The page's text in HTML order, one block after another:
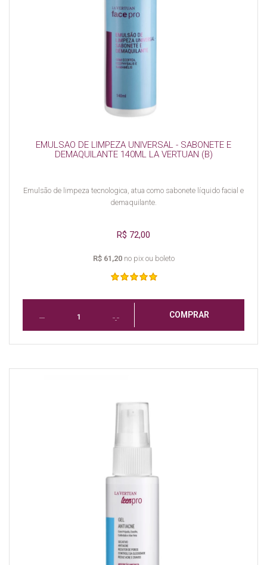
EMULSAO DE LIMPEZA UNIVERSAL - SABONETE E
DEMAQUILANTE 140ML LA VERTUAN (B)
Emulsão de limpeza tecnologica, atua como sabonete líquido facial e
demaquilante.
R$ 72,00
R$ 61,20no pix ou boleto
COMPRAR